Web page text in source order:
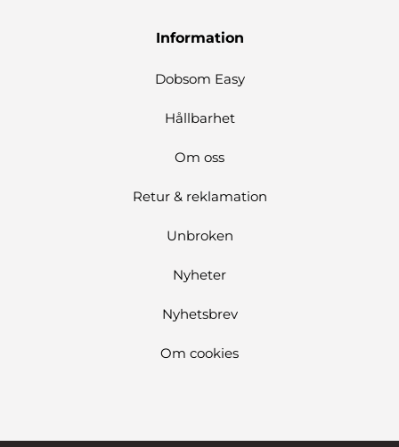
Information
Dobsom Easy
Hållbarhet
Om oss
Retur & reklamation
Unbroken
Nyheter
Nyhetsbrev
Om cookies